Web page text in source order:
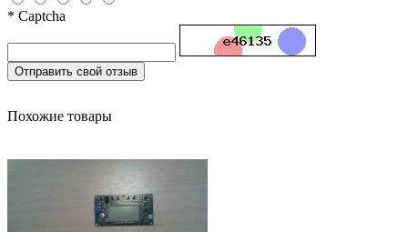
* Captcha
Отправить свой отзыв
Похожие товары